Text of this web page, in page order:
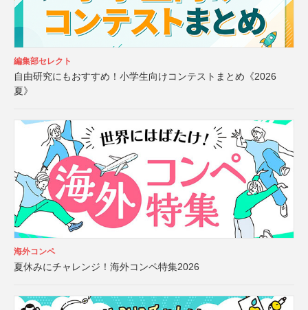
編集部セレクト
自由研究にもおすすめ！小学生向けコンテストまとめ《2026
夏》
海外コンペ
夏休みにチャレンジ！海外コンペ特集2026